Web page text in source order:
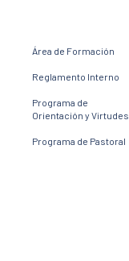
Área de Formación
Reglamento Interno
Programa de
Orientación y Virtudes
Programa de Pastoral